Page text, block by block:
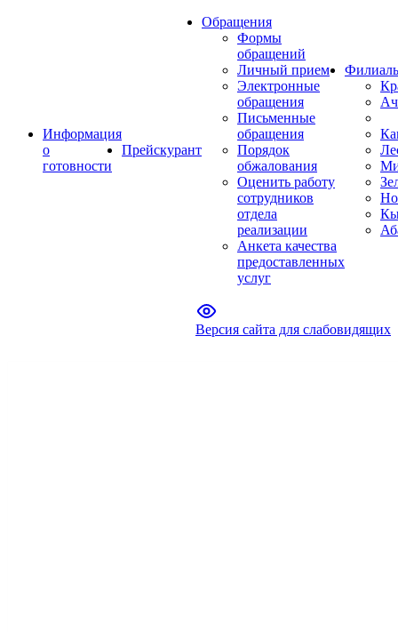
Информация
о
готовности
Прейскурант
Обращения
Формы
обращений
Личный прием
Электронные
обращения
Письменные
обращения
Порядок
обжалования
Оценить работу
сотрудников
отдела
реализации
Анкета качества
предоставленных
услуг
Версия сайта для слабовидящих